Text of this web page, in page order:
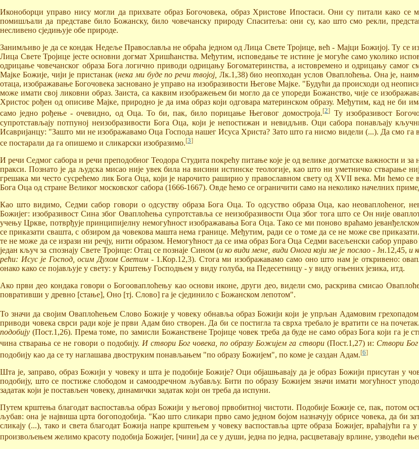
Иконоборци управо нису могли да прихвате образ Богочовека, образ Христове Ипостаси. Они су питали како
помишљали да представе било Божанску, било човечанску природу Спаситеља: они су, као што смо рекли,
несливено сједињује обе природе.
Занимљиво је да се кондак Недеље Православља не обраћа једном од Лица Свете Тројице, већ - Мајци Божијој. Ту
Лица Свете Тројице јесте основни догмат Хришћанства. Међутим, исповедање те истине је могуће само уколико
одрицање човечанског образа Бога логично приводи одрицању Богоматеринства, а истовремено и одрицању самог
Мајке Божије, чији је пристанак (нека ми буде по речи твојој, Лк.1,38) био неопходан услов Оваплоћења. Она је,
отаца, изображавање Богочовека засновано је управо на изобразивости Његове Мајке. "Будући да происходи од
може имати свој ликовни образ. Заиста, са каквим изображењем би могло да се упореди Божанство, чије се
Христос рођен од описиве Мајке, природно је да има образ који одговара материнском образу. Међутим, кад не
само једно рођење - очевидно, од Оца. То би, пак, било порицање Његовог домостроја.[2] Ту изобразивост
супротстављају потпуној неизобразивости Бога Оца, који је непостижан и невидљив. Оци сабора понављају
Исавријанцу: "Зашто ми не изображавамо Оца Господа нашег Исуса Христа? Зато што га нисмо видели (...). Да смо
се постарали да га опишемо и сликарски изобразимо.[3]
И речи Седмог сабора и речи преподобног Теодора Студита покрећу питање које је од велике догматске важности и
пракси. Познато је да људска мисао није увек била на висини истинске теологије, као што ни уметничко стварање
грешака ми често сусрећемо лик Бога Оца, који је нарочито раширио у православном свету од XVII века. Ми ћемо се
Бога Оца од стране Великог московског сабора (1666-1667). Овде ћемо се ограничити само на неколико начелних
Као што видимо, Седми сабор говори о одсуству образа Бога Оца. То одсуство образа Оца, као неоваплоћеног,
Божијег: изобразивост Сина због Оваплоћења супротставља се неизобразивости Оца због тога што се Он није
учењу Цркве, потврђује принципијелну немогућност изображавања Бога Оца. Тако се ми поново враћамо
се приказати свашта, с обзиром да човекова машта нема границе. Међутим, ради се о томе да се не може све
те не може да се изрази ни речју, нити образом. Немогућност да се има образ Бога Оца Седми васељенски сабор
један кључ за спознају Свете Тројице: Отац се познаје Сином (и ко види мене, види Онога који ме је послао- Јн.12,45,и
рећи: Исус је Господ, осим Духом Светим - 1.Кор.12,3). Стога ми изображавамо само оно што нам је откривено:
онако како се појављује у свету: у Крштењу Господњем у виду голуба, на Педесетницу - у виду огњених језика, итд.
Ако први део кондака говори о Богооваплоћењу као основи иконе, други део, видели смо, раскрива смисао
повративши у древно [стање], Оно [тј. Слово] га је сјединило с Божанском лепотом".
То значи да својим Оваплоћењем Слово Божије у човеку обнавља образ Божији који је упрљан Адамовим
приводи човека сврси ради које је први Адам био створен. Да би се постигла та сврха требало је вратити се на
подобију (Пост.1,26). Према томе, по замисли Божанствене Тројице човек треба да буде не само образ Бога који га
чина стварања се не говори о подобију.И створи Бог човека, по образу Божијем га створи(Пост.1,27) и: Створи
подобију као да се ту наглашава двоструким понављањем "по образу Божијем", по коме је саздан Адам.[6]
Шта је, заправо, образ Божији у човеку и шта је подобије Божије? Оци објашњавају да је образ Божији присутан у
подобију, што се постиже слободом и самоодречном љубављу. Бити по образу Божијем значи имати могућност
задатак који је постављен човеку, динамички задатак који он треба да испуни.
Путем крштења благодат васпоставља образ Божији у његовој првобитној чистоти. Подобије Божије се, пак, потом
љубав: она је највиша црта богоподобија. "Као што сликари прво само једном бојом назначују обрисе човека, да би
сликају (...), тако и света благодат Божија напре крштењем у човеку васпоставља црте образа Божијег, враћајући
произвољењем желимо красоту подобија Божијег, [чини] да се у души, једна по једна, расцветавају врлине, узводећи